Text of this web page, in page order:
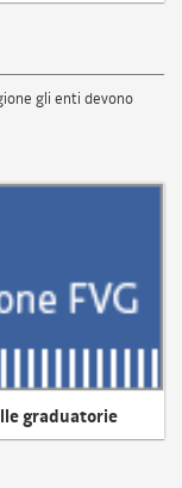
gli enti devono
graduatorie